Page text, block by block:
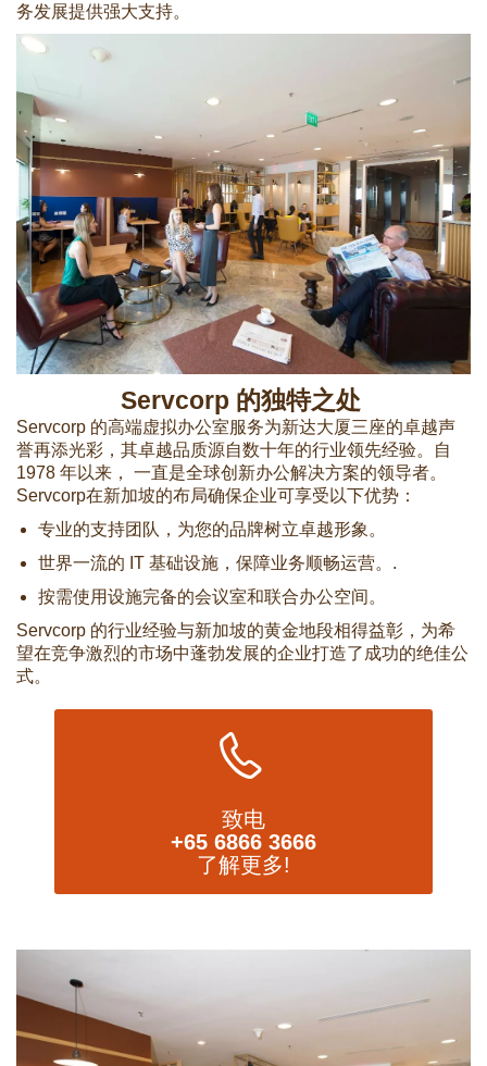
务发展提供强大支持。
Servcorp 的独特之处
Servcorp 的高端虚拟办公室服务为新达大厦三座的卓越声
誉再添光彩，其卓越品质源自数十年的行业领先经验。自
1978 年以来， 一直是全球创新办公解决方案的领导者。
Servcorp在新加坡的布局确保企业可享受以下优势：
专业的支持团队，为您的品牌树立卓越形象。
世界一流的 IT 基础设施，保障业务顺畅运营。.
按需使用设施完备的会议室和联合办公空间。
Servcorp 的行业经验与新加坡的黄金地段相得益彰，为希
望在竞争激烈的市场中蓬勃发展的企业打造了成功的绝佳公
式。
致电
+65 6866 3666
了解更多!